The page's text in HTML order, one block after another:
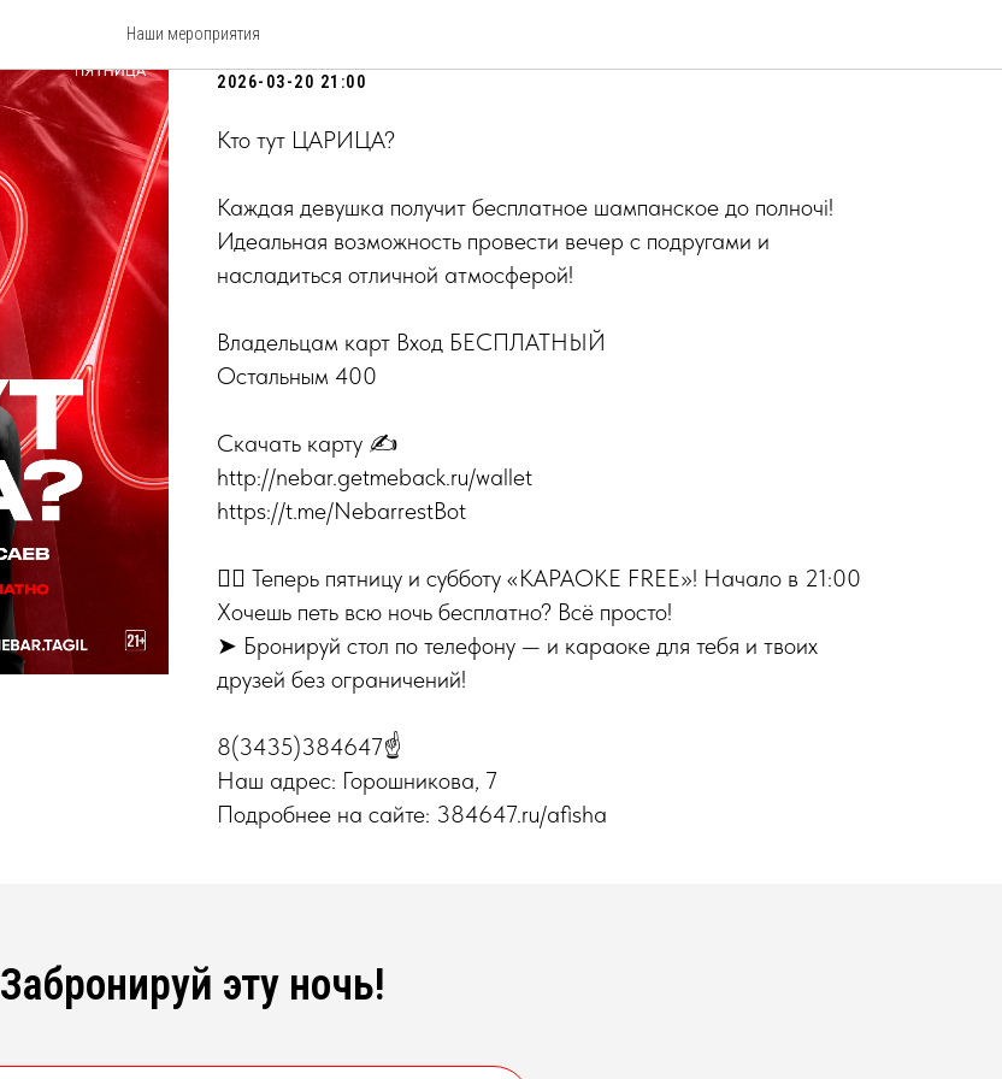
Наши мероприятияКто тут ЦАРИЦА?
2026-03-20 21:00
Кто тут ЦАРИЦА?
Каждая девушка получит бесплатное шампанское до полночі!
Идеальная возможность провести вечер с подругами и
насладиться отличной атмосферой!
Владельцам карт Вход БЕСПЛАТНЫЙ
Остальным 400
Скачать карту ✍️
http://nebar.getmeback.ru/wallet
https://t.me/NebarrestBot
👉🏻 Теперь пятницу и субботу «КАРАОКЕ FREE»! Начало в 21:00
Хочешь петь всю ночь бесплатно? Всё просто!
➤ Бронируй стол по телефону — и караоке для тебя и твоих
друзей без ограничений!
8(3435)384647☝
Наш адрес: Горошникова, 7
Подробнее на сайте: 384647.ru/afisha
Забронируй эту ночь!